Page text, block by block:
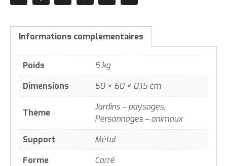
Informations complémentaires
Poids
5 kg
Dimensions
60 × 60 × 0,15 cm
Thème
Jardins – paysages,
Personnages – animaux
Support
Métal
Forme
Carré